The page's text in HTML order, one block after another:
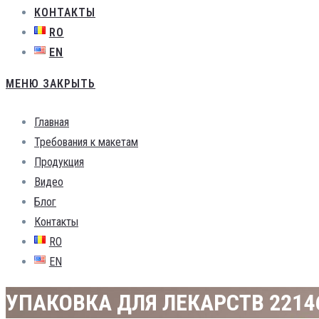
КОНТАКТЫ
RO
EN
МЕНЮ ЗАКРЫТЬ
Главная
Требования к макетам
Продукция
Видео
Блог
Контакты
RO
EN
УПАКОВКА ДЛЯ ЛЕКАРСТВ